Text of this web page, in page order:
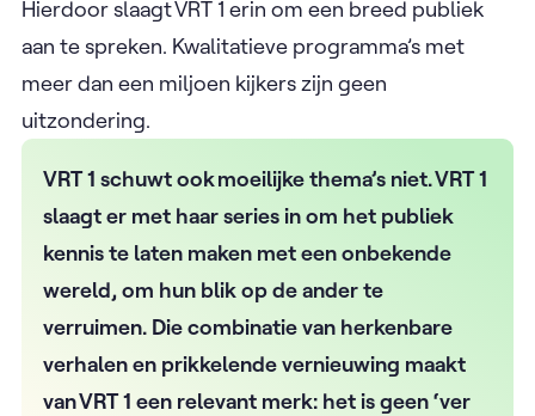
Hierdoor slaagt VRT 1 erin om een breed publiek
aan te spreken. Kwalitatieve programma’s met
meer dan een miljoen kijkers zijn geen
uitzondering.
VRT 1 schuwt ook moeilijke thema’s niet. VRT 1
slaagt er met haar series in om het publiek
kennis te laten maken met een onbekende
wereld, om hun blik op de ander te
verruimen. Die combinatie van herkenbare
verhalen en prikkelende vernieuwing maakt
van VRT 1 een relevant merk: het is geen ‘ver